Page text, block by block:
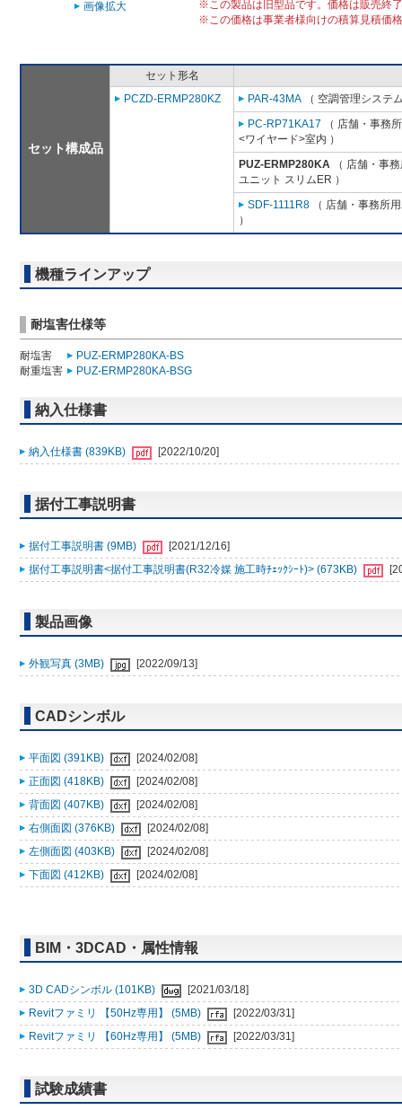
画像拡大
※この製品は旧型品です。価格は販売終
※この価格は事業者様向けの積算見積価
セット構成品
セット形名
PCZD-ERMP280KZ
PAR-43MA （ 空調管理システ
PC-RP71KA17 （ 店舗・事務
<ワイヤード>室内 ）
PUZ-ERMP280KA （ 店舗・事
ユニット スリムER ）
SDF-1111R8 （ 店舗・事務所
）
機種ラインアップ
耐塩害仕様等
耐塩害
PUZ-ERMP280KA-BS
耐重塩害
PUZ-ERMP280KA-BSG
納入仕様書
納入仕様書 (839KB) [2022/10/20]
据付工事説明書
据付工事説明書 (9MB)
[2021/12/16]
据付工事説明書<据付工事説明書(R32冷媒 施工時ﾁｪｯｸｼｰﾄ)> (673KB)
製品画像
外観写真 (3MB) [2022/09/13]
CADシンボル
平面図 (391KB)
[2024/02/08]
正面図 (418KB)
[2024/02/08]
背面図 (407KB)
[2024/02/08]
右側面図 (376KB)
[2024/02/08]
左側面図 (403KB)
[2024/02/08]
下面図 (412KB)
[2024/02/08]
BIM・3DCAD・属性情報
3D CADシンボル (101KB)
[2021/03/18]
Revitファミリ 【50Hz専用】 (5MB)
[2022/03/31]
Revitファミリ 【60Hz専用】 (5MB)
[2022/03/31]
試験成績書